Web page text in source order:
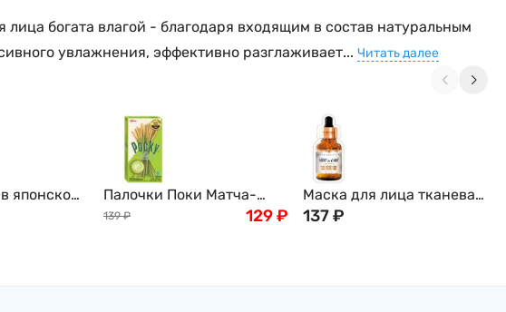
богата влагой - благодаря входящим в состав натуральным
увлажнения, эффективно разглаживает... Читать далее
японском
Палочки Поки Матча-
Латте Pocky Glico, 33 г,
139 ₽ 129₽
Маска для лица тканевая
2в1 с экстрактом
137₽